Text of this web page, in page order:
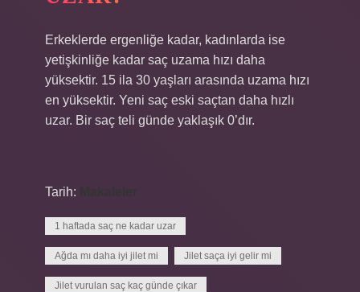
Erkeklerde ergenliğe kadar, kadınlarda ise
yetişkinliğe kadar saç uzama hızı daha
yüksektir. 15 ila 30 yaşları arasında uzama hızı
en yüksektir. Yeni saç eski saçtan daha hızlı
uzar. Bir saç teli günde yaklaşık 0’dır.
Tarih:
1 haftada saç ne kadar uzar
Ağda mı daha iyi jilet mi Jilet saça iyi gelir mi
Jilet vurulan saç kaç günde çıkar